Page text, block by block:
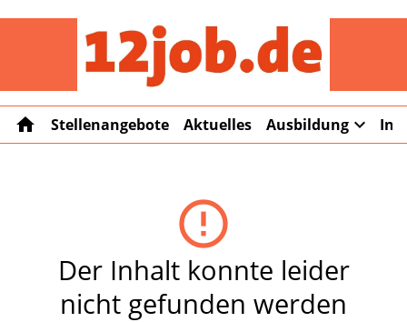
home Stellenangebote Aktuelles Ausbildung expand_more
error_outline
Der Inhalt konnte leider
nicht gefunden werden